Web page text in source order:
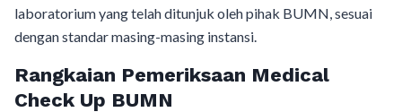
laboratorium yang telah ditunjuk oleh pihak BUMN, sesuai
dengan standar masing-masing instansi.
Rangkaian Pemeriksaan Medical
Check Up BUMN